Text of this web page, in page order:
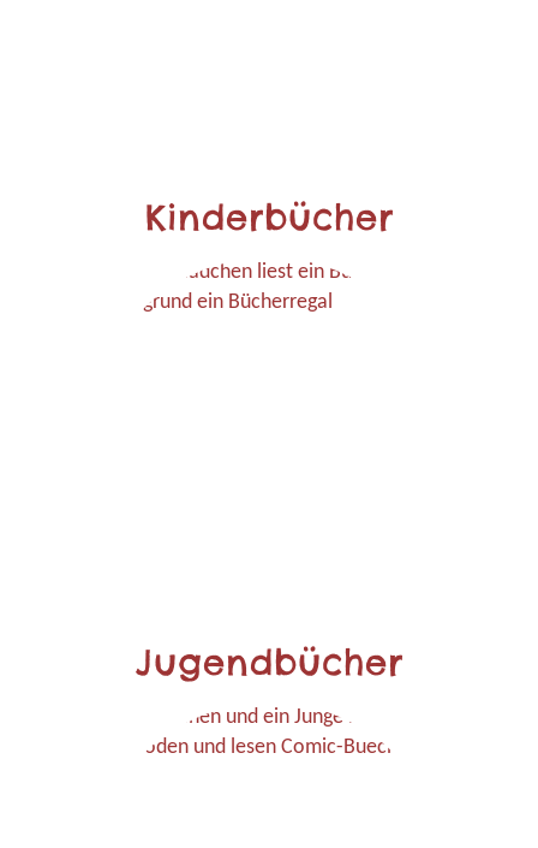
Kinderbücher
Jugendbücher